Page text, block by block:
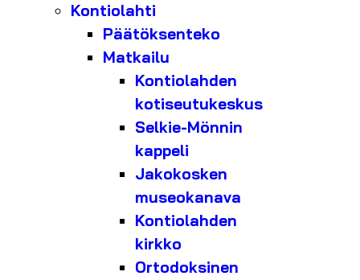
Kontiolahti
Päätöksenteko
Matkailu
Kontiolahden
kotiseutukeskus
Selkie-Mönnin
kappeli
Jakokosken
museokanava
Kontiolahden
kirkko
Ortodoksinen